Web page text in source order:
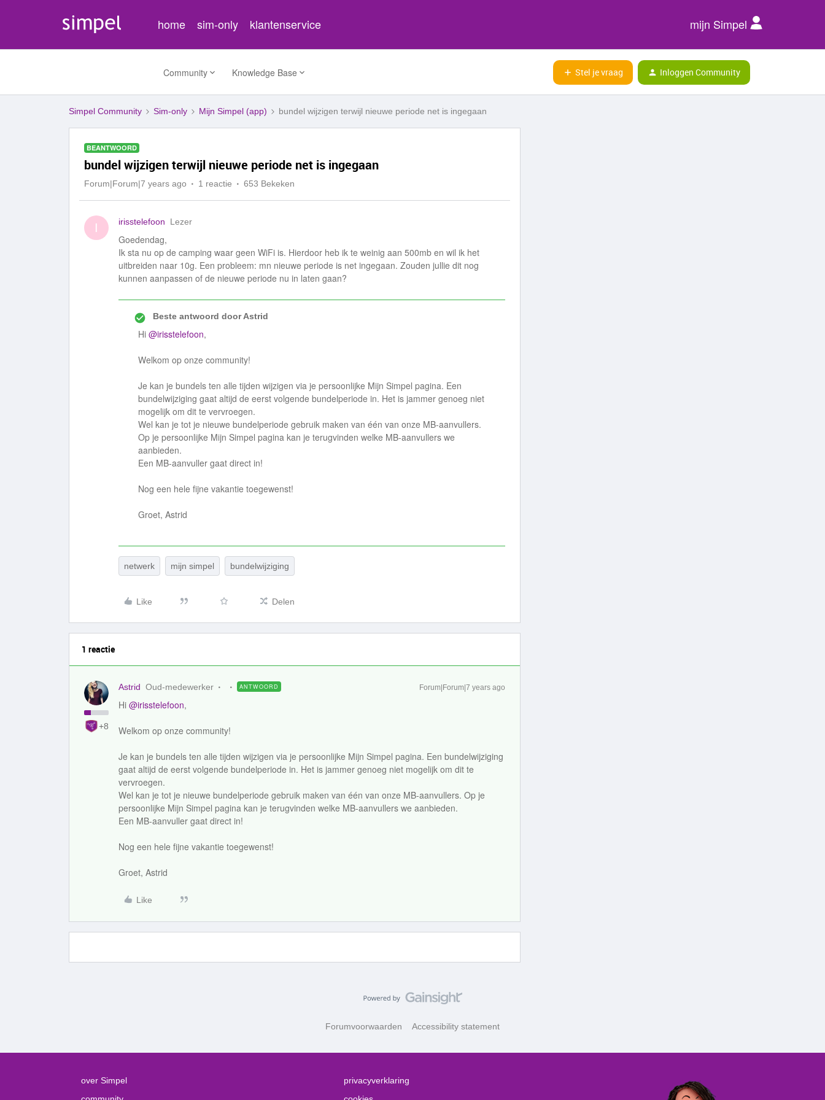
home sim-only klantenservice mijn Simpel
Community Knowledge Base Stel je vraag Inloggen Community
Simpel Community Sim-only Mijn Simpel (app) bundel wijzigen terwijl nieuwe periode net is ingegaan
BEANTWOORD
bundel wijzigen terwijl nieuwe periode net is ingegaan
Forum|Forum|7 years ago 1 reactie 653 Bekeken
I irisstelefoon Lezer
Goedendag,
Ik sta nu op de camping waar geen WiFi is. Hierdoor heb ik te weinig aan 500mb en wil ik het
uitbreiden naar 10g. Een probleem: mn nieuwe periode is net ingegaan. Zouden jullie dit nog
kunnen aanpassen of de nieuwe periode nu in laten gaan?
Beste antwoord doorAstrid
Hi @irisstelefoon,
Welkom op onze community!
Je kan je bundels ten alle tijden wijzigen via je persoonlijke Mijn Simpel pagina. Een
bundelwijziging gaat altijd de eerst volgende bundelperiode in. Het is jammer genoeg niet
mogelijk om dit te vervroegen.
Wel kan je tot je nieuwe bundelperiode gebruik maken van één van onze MB-aanvullers.
Op je persoonlijke Mijn Simpel pagina kan je terugvinden welke MB-aanvullers we
aanbieden.
Een MB-aanvuller gaat direct in!
Nog een hele fijne vakantie toegewenst!
Groet, Astrid
netwerk mijn simpel bundelwijziging
Like Delen
1 reactie
+8
Astrid Oud-medewerker ANTWOORD Forum|Forum|7 years ago
Hi @irisstelefoon,
Welkom op onze community!
Je kan je bundels ten alle tijden wijzigen via je persoonlijke Mijn Simpel pagina. Een bundelwijziging
gaat altijd de eerst volgende bundelperiode in. Het is jammer genoeg niet mogelijk om dit te
vervroegen.
Wel kan je tot je nieuwe bundelperiode gebruik maken van één van onze MB-aanvullers. Op je
persoonlijke Mijn Simpel pagina kan je terugvinden welke MB-aanvullers we aanbieden.
Een MB-aanvuller gaat direct in!
Nog een hele fijne vakantie toegewenst!
Groet, Astrid
Like
Forumvoorwaarden Accessibility statement
over Simpel
privacyverklaring